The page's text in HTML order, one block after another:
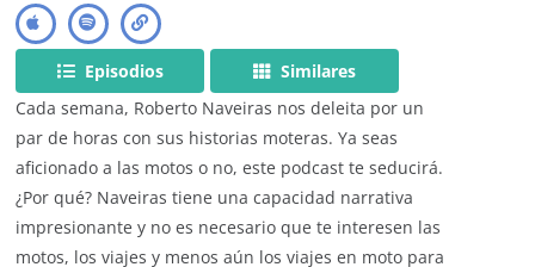
Episodios
Similares
Cada semana, Roberto Naveiras nos deleita por un
par de horas con sus historias moteras. Ya seas
aficionado a las motos o no, este podcast te seducirá.
¿Por qué? Naveiras tiene una capacidad narrativa
impresionante y no es necesario que te interesen las
motos, los viajes y menos aún los viajes en moto para